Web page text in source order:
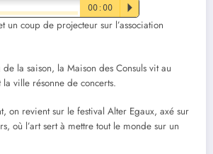
00:00 P
coup de projecteur sur l’association
la saison, la Maison des Consuls vit au
ville résonne de concerts.
on revient sur le festival Alter Egaux, axé sur
où l’art sert à mettre tout le monde sur un